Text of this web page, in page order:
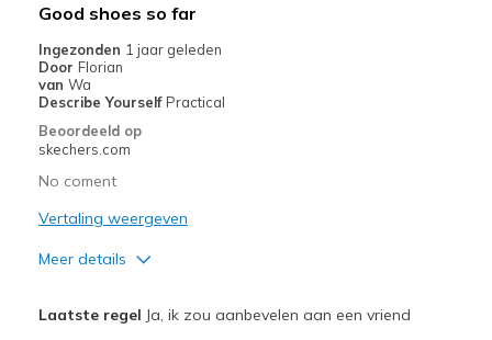
Good shoes so far
Ingezonden 1 jaar geleden
Door Florian
van Wa
Describe Yourself Practical
Beoordeeld op
skechers.com
No coment
Vertaling weergeven
Meer details
Laatste regel Ja, ik zou aanbevelen aan een vriend